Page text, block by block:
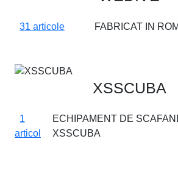
31 articole FABRICAT IN
XSSCUBA
1
articol
ECHIPAMENT DE
XSSCUBA